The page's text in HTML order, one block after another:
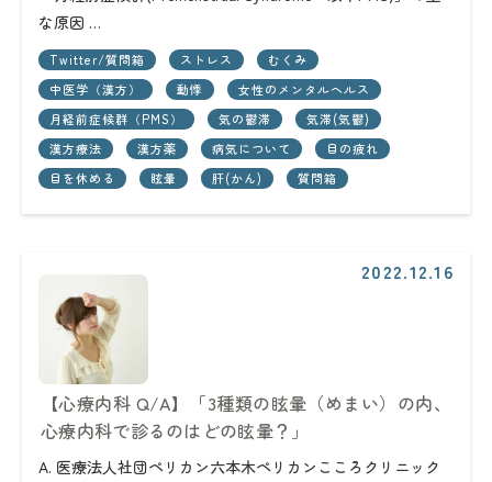
な原因 …
Twitter/質問箱 ストレス
むくみ
中医学（漢方）
動悸
女性のメンタルヘルス
月経前症候群（PMS）
気の鬱滞
気滞(気鬱)
漢方療法
漢方薬 病気について
目の疲れ
目を休める
眩暈 肝(かん) 質問箱
2022.12.16
【心療内科 Q/A】「3種類の眩暈（めまい）の内、
心療内科で診るのはどの眩暈？」
A. 医療法人社団ペリカン六本木ペリカンこころクリニック